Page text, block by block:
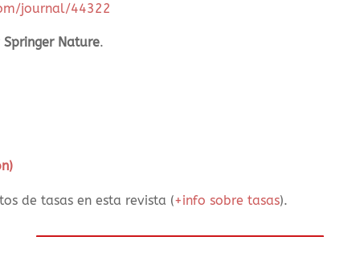
journal/44322
Springer Nature.
de tasas en esta revista (+info sobre tasas).